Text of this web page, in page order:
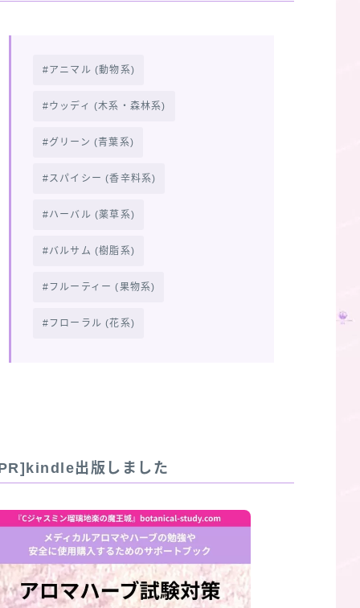
アニマル (動物系)
ウッディ (木系・森林系)
グリーン (青葉系)
スパイシー (香辛料系)
ハーバル (薬草系)
バルサム (樹脂系)
フルーティー (果物系)
フローラル (花系)
出版しました